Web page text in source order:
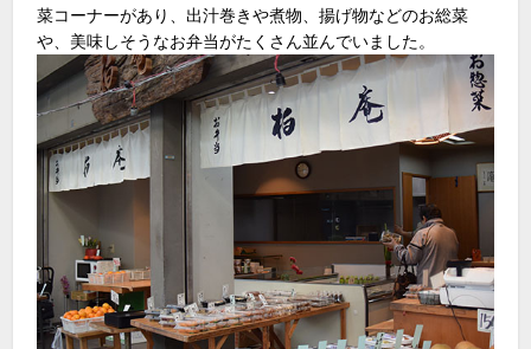
菜コーナーがあり、出汁巻きや煮物、揚げ物などのお総菜
や、美味しそうなお弁当がたくさん並んでいました。